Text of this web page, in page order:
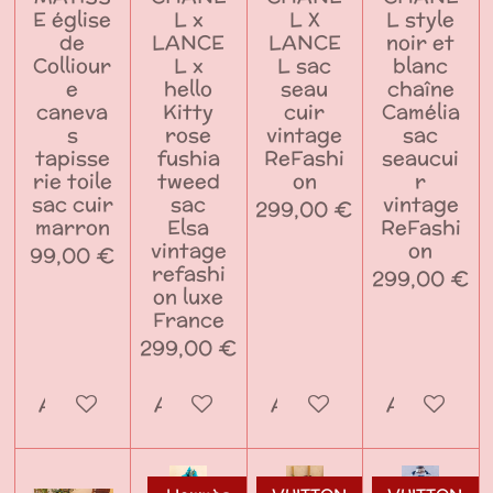
E église
de
Colliour
e
caneva
s
tapisse
rie toile
sac cuir
marron
99,00 €
Ajouter au panier
L x
LANCE
L x
hello
Kitty
rose
fushia
tweed
sac
Elsa
vintage
refashi
on luxe
France
299,00 €
Ajouter au panier
L X
LANCE
L sac
seau
cuir
vintage
ReFashi
on
299,00 €
Ajouter au panier
L style
noir et
blanc
chaîne
Camélia
sac
seaucui
r
vintage
ReFashi
on
299,00 €
Ajouter